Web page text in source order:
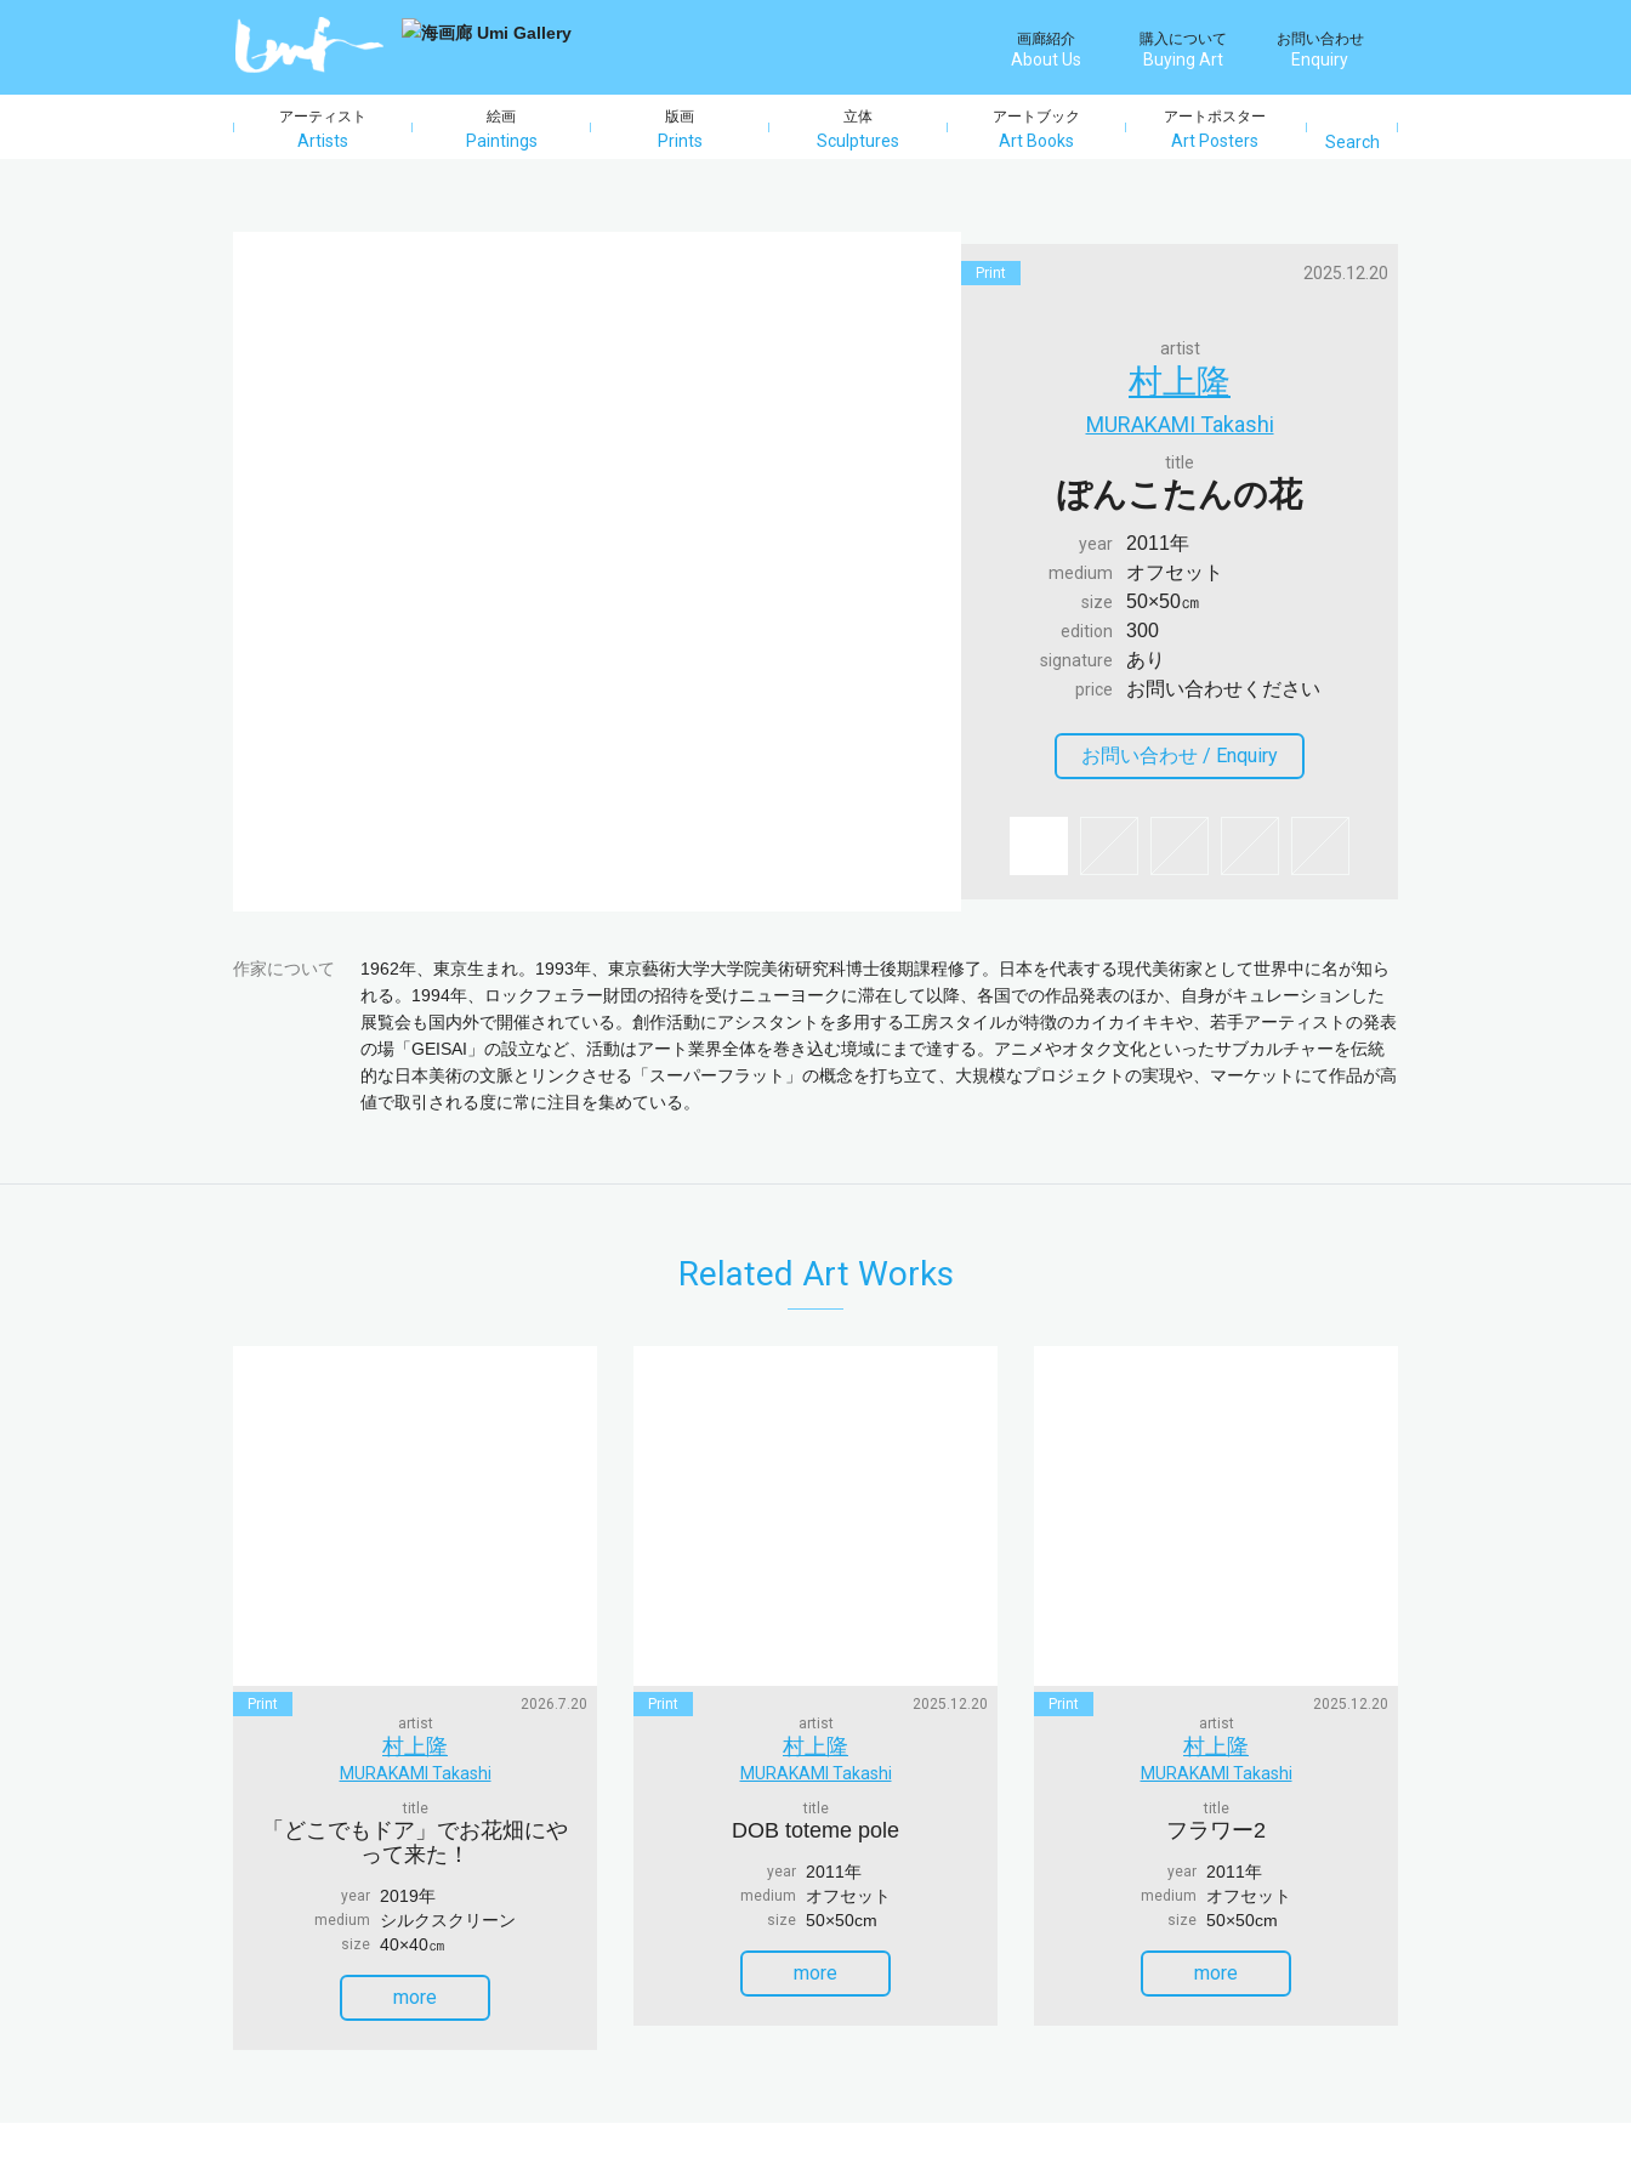
アーティスト
Artists
絵画
Paintings
版画
Prints
立体
Sculptures
アートブック
Art Books
アートポスター
Art Posters Search
画廊紹介
About Us
購入について
Buying Art
お問い合わせ
Enquiry
Print 2025.12.20
artist
村上隆
MURAKAMI Takashi
title
ぽんこたんの花
year 2011年
medium オフセット
size 50×50㎝
edition 300
signature あり
price お問い合わせください
お問い合わせ / Enquiry
作家について
1962年、東京生まれ。1993年、東京藝術大学大学院美術研究科博士後期課程修了。日本を代表する現代美術家として世界中に名が知ら
れる。1994年、ロックフェラー財団の招待を受けニューヨークに滞在して以降、各国での作品発表のほか、自身がキュレーションした
展覧会も国内外で開催されている。創作活動にアシスタントを多用する工房スタイルが特徴のカイカイキキや、若手アーティストの発表
の場「GEISAI」の設立など、活動はアート業界全体を巻き込む境域にまで達する。アニメやオタク文化といったサブカルチャーを伝統
的な日本美術の文脈とリンクさせる「スーパーフラット」の概念を打ち立て、大規模なプロジェクトの実現や、マーケットにて作品が高
値で取引される度に常に注目を集めている。
Related Art Works
Print
2026.7.20
artist
村上隆
MURAKAMI Takashi
title
「どこでもドア」でお花畑にや
って来た！
year 2019年
medium シルクスクリーン
size 40×40㎝
more
Print
2025.12.20
artist
村上隆
MURAKAMI Takashi
title
DOB toteme pole
year 2011年
medium オフセット
size 50×50cm
more
Print
2025.12.20
artist
村上隆
MURAKAMI Takashi
title
フラワー2
year 2011年
medium オフセット
size 50×50cm
more